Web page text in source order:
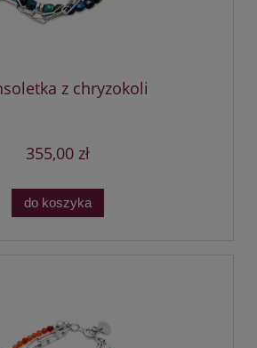
z chryzokoli
355,00 zł
do koszyka